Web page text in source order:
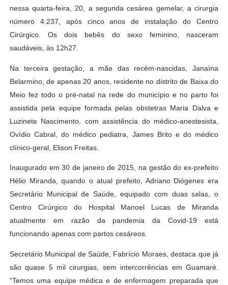
nessa quarta-feira, 20, a segunda cesárea gemelar, a cirurgia
número 4.237, após cinco anos de instalação do Centro
Cirúrgico. Os dois bebês do sexo feminino, nasceram
saudáveis, às 12h27.
Na terceira gestação, a mãe das recém-nascidas, Janaína
Belarmino, de apenas 20 anos, residente no distrito de Baixa do
Meio fez todo o pré-natal na rede do município e no parto foi
assistida pela equipe formada pelas obstetras Maria Dalva e
Luzinete Nascimento, com assistência do médico-anestesista,
Ovídio Cabral, do médico pediatra, James Brito e do médico
clínico-geral, Elison Freitas.
Inaugurado em 30 de janeiro de 2015, na gestão do ex-prefeito
Hélio Miranda, quando o atual prefeito, Adriano Diógenes era
Secretário Municipal de Saúde, equipado com duas salas, o
Centro Cirúrgico do Hospital Manoel Lucas de Miranda
atualmente em razão da pandemia da Covid-19 está
funcionando apenas com partos cesáreos.
Secretário Municipal de Saúde, Fabrício Moraes, destaca que já
são quase 5 mil cirurgias, sem intercorrências em Guamaré.
“Temos uma equipe médica e de enfermagem preparada que